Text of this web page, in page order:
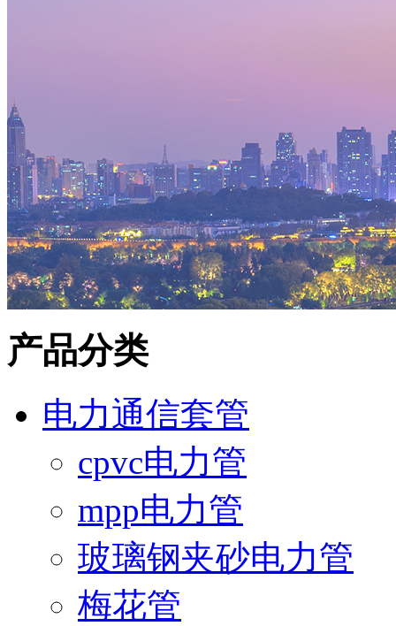
产品分类
电力通信套管
cpvc电力管
mpp电力管
玻璃钢夹砂电力管
梅花管